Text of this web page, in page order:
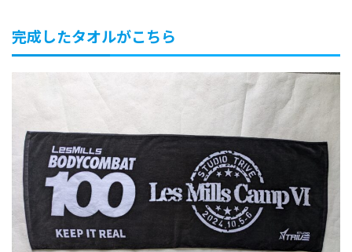
完成したタオルがこちら